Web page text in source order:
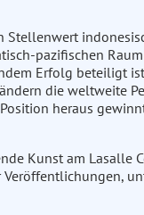
pazifischen
Erfolg beteiligt
die weltweite
heraus
Kunst am Lasalle